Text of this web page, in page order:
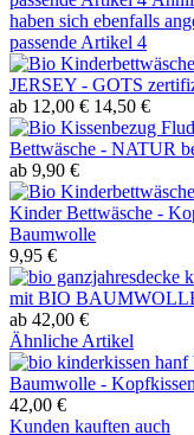
haben sich ebenfalls
passende Artikel 4
JERSEY - GOTS
ab 12,00 € 14,50 €
Bettwäsche - NATUR
ab 9,90 €
Kinder Bettwäsche -
Baumwolle
9,95 €
mit BIO
ab 42,00 €
Ähnliche Artikel
Baumwolle -
42,00 €
Kunden kauften auch